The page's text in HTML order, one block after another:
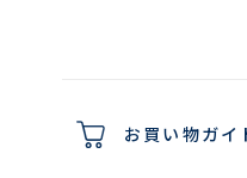
お買い物ガイ